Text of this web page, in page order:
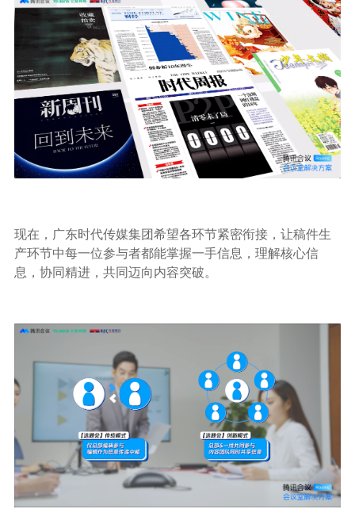
现在，广东时代传媒集团希望各环节紧密衔接，让稿件生
产环节中每一位参与者都能掌握一手信息，理解核心信
息，协同精进，共同迈向内容突破。